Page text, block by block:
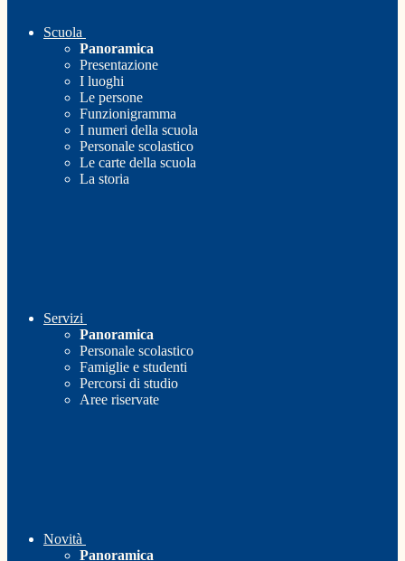
Scuola
Panoramica
Presentazione
I luoghi
Le persone
Funzionigramma
I numeri della scuola
Personale scolastico
Le carte della scuola
La storia
Servizi
Panoramica
Personale scolastico
Famiglie e studenti
Percorsi di studio
Aree riservate
Novità
Panoramica